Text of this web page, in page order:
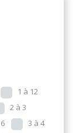
1 à 12
2 à 3
3 à 4